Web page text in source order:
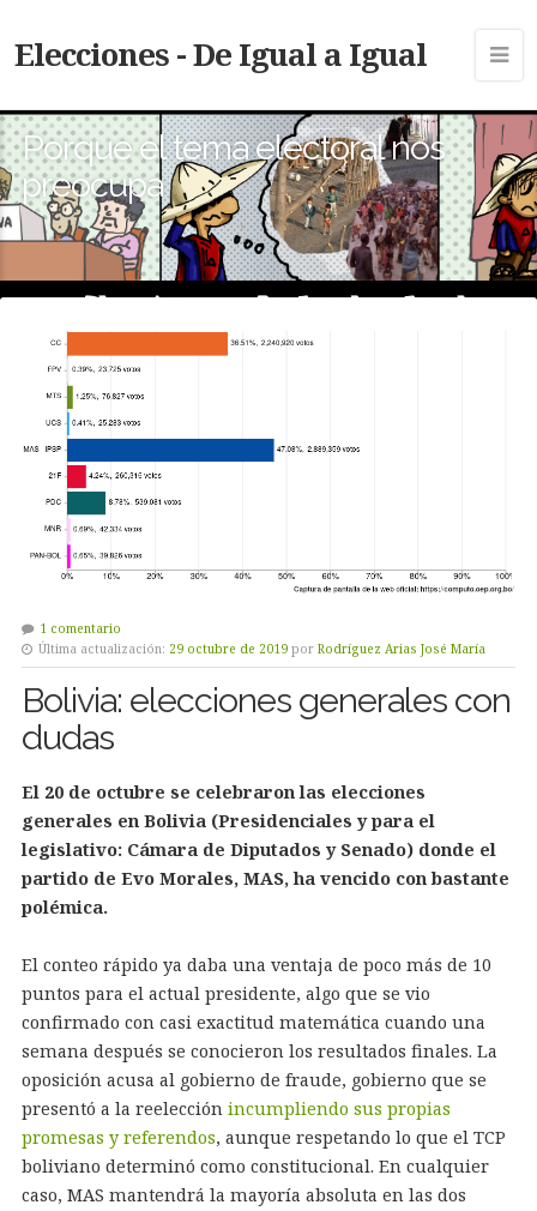
Elecciones - De Igual a Igual
Porque el tema electoral nos
preocupa
1 comentario
Última actualización: 29 octubre de 2019 por Rodríguez Arias José María
Bolivia: elecciones generales con
dudas
El 20 de octubre se celebraron las elecciones
generales en Bolivia (Presidenciales y para el
legislativo: Cámara de Diputados y Senado) donde el
partido de Evo Morales, MAS, ha vencido con bastante
polémica.
El conteo rápido ya daba una ventaja de poco más de 10
puntos para el actual presidente, algo que se vio
confirmado con casi exactitud matemática cuando una
semana después se conocieron los resultados finales. La
oposición acusa al gobierno de fraude, gobierno que se
presentó a la reelección incumpliendo sus propias
promesas y referendos, aunque respetando lo que el TCP
boliviano determinó como constitucional. En cualquier
caso, MAS mantendrá la mayoría absoluta en las dos